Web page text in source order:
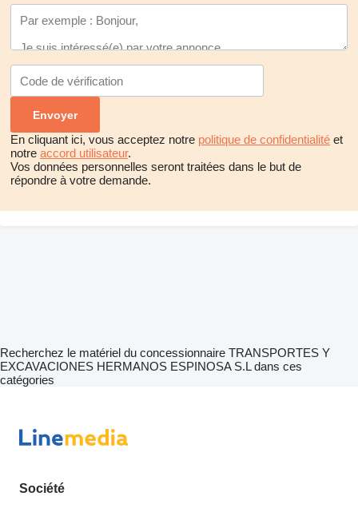
En cliquant ici, vous acceptez notre politique de confidentialité et
notre accord utilisateur.
Vos données personnelles seront traitées dans le but de
répondre à votre demande.
Recherchez le matériel du concessionnaire TRANSPORTES Y
EXCAVACIONES HERMANOS ESPINOSA S.L dans ces
catégories
Société